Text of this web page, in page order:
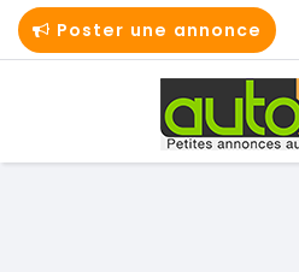
Poster une annonce